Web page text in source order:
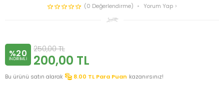
(0 Değerlendirme)
Yorum Yap
%20
INDIRIMLI
250,00TL
200,00 TL
Bu ürünü satın alarak 8.00 TL Para Puan kazanırsınız!